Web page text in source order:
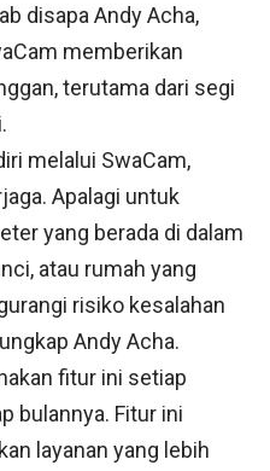
disapa Andy Acha,
memberikan
terutama dari segi
melalui SwaCam,
Apalagi untuk
yang berada di dalam
atau rumah yang
risiko kesalahan
Andy Acha.
fitur ini setiap
bulannya. Fitur ini
layanan yang lebih